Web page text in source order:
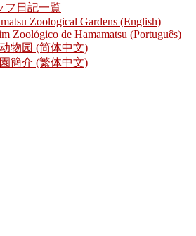
フ日記一覧
Zoological Gardens (English)
Zoológico de Hamamatsu (Português)
物园 (简体中文)
簡介 (繁体中文)